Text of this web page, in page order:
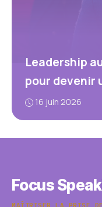
Leadership
pour devenir
16 juin 2026
Focus
MAÎTRISER LA PRISE